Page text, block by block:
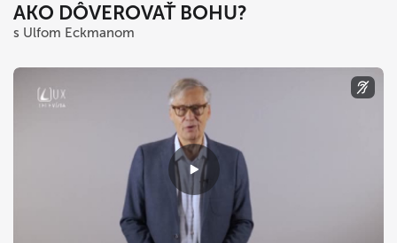
AKO DÔVEROVAŤ BOHU?
s Ulfom Eckmanom